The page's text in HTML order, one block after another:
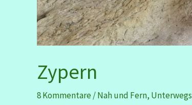
Zypern
8 Kommentare/Nah und Fern, Unterwegs